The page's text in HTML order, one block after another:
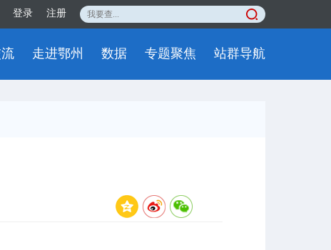
登录 注册
走进鄂州 数据 专题聚焦 站群导航